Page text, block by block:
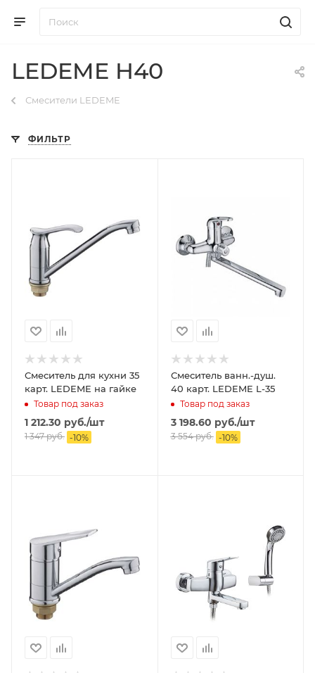
LEDEME H40
Смесители LEDEME
ФИЛЬТР
Смеситель для кухни 35
карт. LEDEME на гайке
Товар под заказ
1 212.30 руб./шт
1 347руб. -10%
Смеситель ванн.-душ.
40 карт. LEDEME L-35
Товар под заказ
3 198.60 руб./шт
3 554руб. -10%